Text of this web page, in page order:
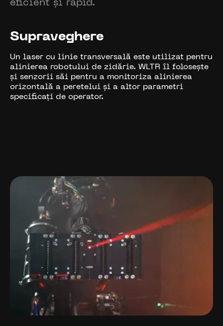
eficient și rapid.
Supraveghere
Un laser cu linie transversală este utilizat pentru
alinierea robotului de zidărie. WLTR îl folosește
și senzorii săi pentru a monitoriza alinierea
orizontală a peretelui și a altor parametri
specificați de operator.